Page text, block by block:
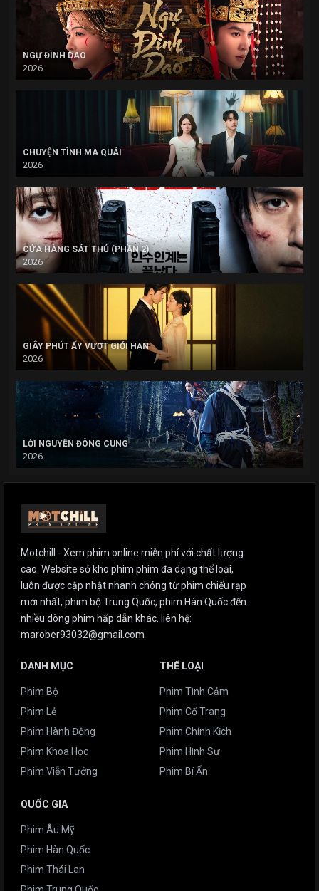
NGỰ ĐÌNH DAO
2026
CHUYỆN TÌNH MA QUÁI
2026
CỬA HÀNG SÁT THỦ (PHẦN 2)
2026
GIÂY PHÚT ẤY VƯỢT GIỚI HẠN
2026
LỜI NGUYỀN ĐÔNG CUNG
2026
Motchill - Xem phim online miễn phí với chất lượng
cao. Website sở kho phim phim đa dạng thể loại,
luôn được cập nhật nhanh chóng từ phim chiếu rạp
mới nhất, phim bộ Trung Quốc, phim Hàn Quốc đến
nhiều dòng phim hấp dẫn khác. liên hệ:
marober93032@gmail.com
DANH MỤC
Phim Bộ
Phim Lẻ
Phim Hành Động
Phim Khoa Học
Phim Viễn Tưởng
THỂ LOẠI
Phim Tình Cảm
Phim Cổ Trang
Phim Chính Kịch
Phim Hình Sự
Phim Bí Ẩn
QUỐC GIA
Phim Âu Mỹ
Phim Hàn Quốc
Phim Thái Lan